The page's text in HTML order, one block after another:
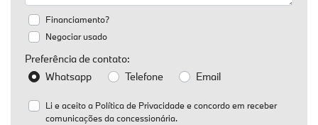
Financiamento?
Negociar usado
Preferência de contato:
Whatsapp
Telefone Email
Li e aceito a Política de Privacidadee concordo em receber
comunicações da concessionária.